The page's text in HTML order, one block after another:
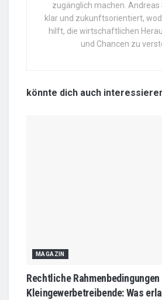
zugänglich machen. Andreas
klar und zukunftsorientiert,
hilft, die wirtschaftlichen
und Chancen zu
könnte dich auch
MAGAZIN
Rechtliche
Kleingewerbetreibende: Was